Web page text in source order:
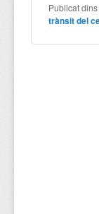
Publicat
trànsit del